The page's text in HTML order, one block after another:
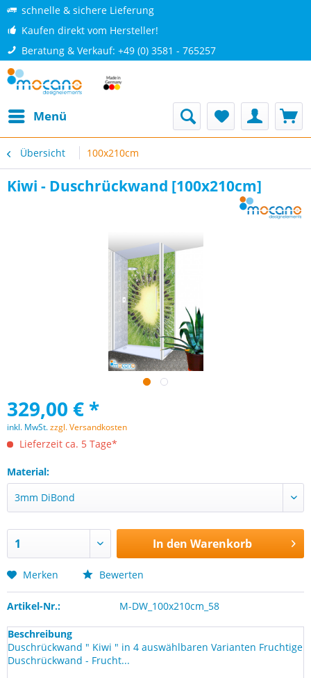
schnelle & sichere Lieferung
Kaufen direkt vom Hersteller!
Beratung & Verkauf: +49 (0) 3581 - 765257
Menü
Übersicht 100x210cm
Kiwi - Duschrückwand [100x210cm]
329,00 € *
inkl. MwSt.zzgl. Versandkosten
Lieferzeit ca. 5 Tage*
Material:
In den Warenkorb
Merken Bewerten
Artikel-Nr.: M-DW_100x210cm_58
Beschreibung
Duschrückwand " Kiwi " in 4 auswählbaren Varianten Fruchtige
Duschrückwand - Frucht...